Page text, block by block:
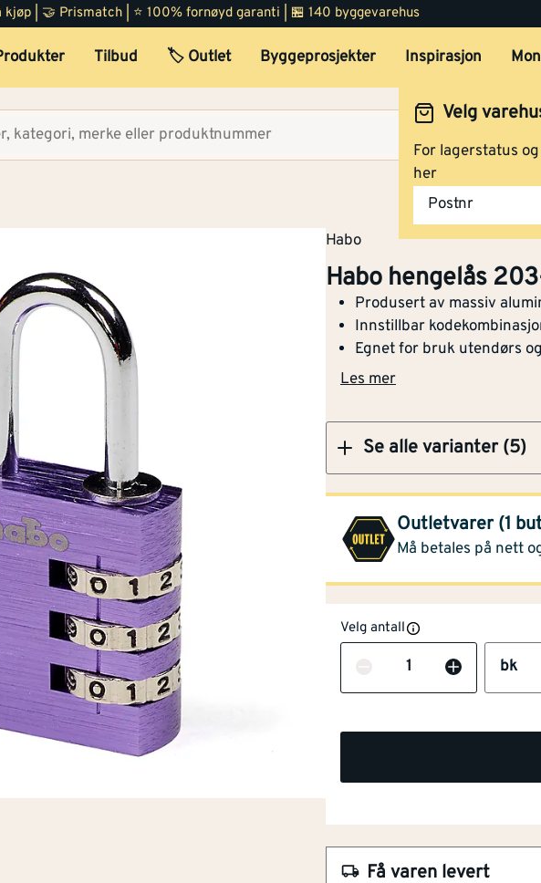
| 🤝 Prismatch | ⭐ 100% fornøyd garanti | 🏪 140 byggevarehus
Tilbud 🏷️ Outlet Byggeprosjekter Inspirasjon
Velg
For lagerstatus
her
Postnr
Habo
Habo hengelås
Produsert av massiv
Innstillbar
Egnet for bruk utendørs
Les mer
Se alle varianter (5)
Habo hengelås 203-30 m/
kode lilla
Habo hengelås 203-30 m/
kode sølv
Habo hengelås 203-40 m/
kode rød
Outletvarer (1
Må betales på nett
Montér Rauma(1 bk)
Opprinnelig pris 125,-
Velg antall
Antall bk
Få varen levert
Artikkelnummer 101218701